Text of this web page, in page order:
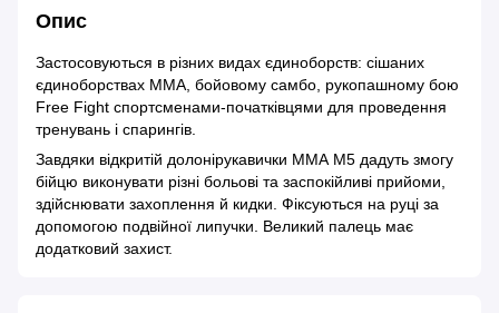
Опис
Застосовуються в різних видах єдиноборств: сішаних
єдиноборствах ММА, бойовому самбо, рукопашному бою
Free Fight спортсменами-початківцями для проведення
тренувань і спарингів.
Завдяки відкритій долонірукавички ММА М5 дадуть змогу
бійцю виконувати різні больові та заспокійливі прийоми,
здійснювати захоплення й кидки. Фіксуються на руці за
допомогою подвійної липучки. Великий палець має
додатковий захист.